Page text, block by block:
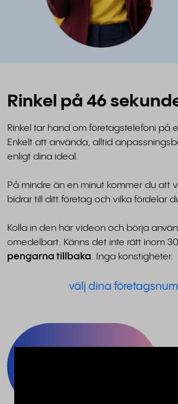
Rinkel på 46
Rinkel tar hand om företagstelefoni på
Enkelt att använda, alltid
enligt dina ideal.
På mindre än en minut kommer du att
bidrar till ditt företag och vilka fördelar
Kolla in den här videon och börja
omedelbart. Känns det inte rätt inom
pengarna tillbaka. Inga konstigheter.
välj dina